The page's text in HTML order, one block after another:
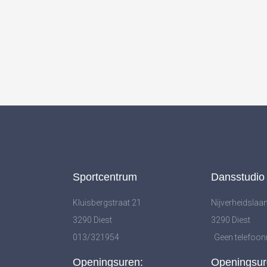
Sportcentrum
Kluisbergstraat 21
3290 Diest
013/321954
Openingsuren:
Dansstudio
3290 Diest
Geen